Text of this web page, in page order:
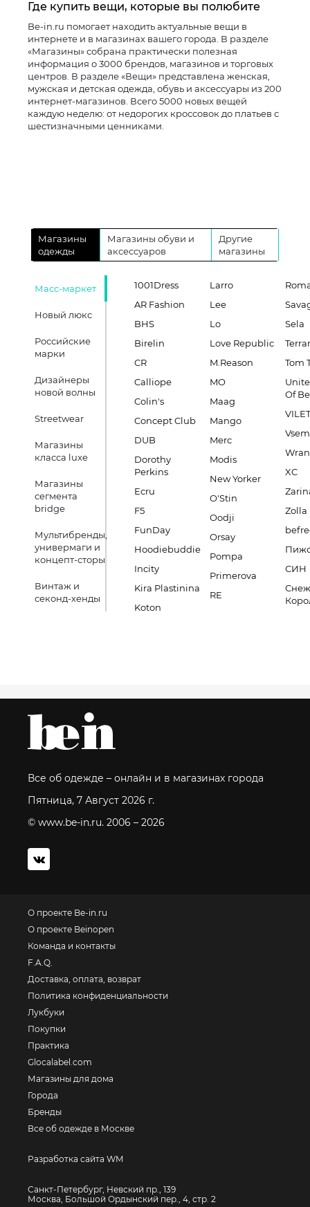
Где купить вещи, которые вы полюбите
Be-in.ru помогает находить актуальные вещи в
интернете и в магазинах вашего города. В разделе
«Магазины» собрана практически полезная
информация о 3000 брендов, магазинов и торговых
центров. В разделе «Вещи» представлена женская,
мужская и детская одежда, обувь и аксессуары из 200
интернет-магазинов. Всего 5000 новых вещей
каждую неделю: от недорогих кроссовок до платьев с
шестизначными ценниками.
Магазины
одежды
Магазины обуви и
аксессуаров
Другие
магазины
Масс-маркет
Новый люкс
Российские
марки
Дизайнеры
новой волны
Streetwear
Магазины
класса luxe
Магазины
сегмента
bridge
Мультибренды,
универмаги и
концепт-сторы
Винтаж и
секонд-хенды
1001Dress
AR Fashion
BHS
Birelin
CR
Calliope
Colin's
Concept Club
DUB
Dorothy
Perkins
Ecru
F5
FunDay
Hoodiebuddie
Incity
Kira Plastinina
Koton
Larro
Lee
Lo
Love Republic
M.Reason
MO
Maag
Mango
Merc
Modis
New Yorker
O'Stin
Oodji
Orsay
Pompa
Primerova
RE
Sela
Tom
Of
VILET
XC
Zolla
СИН
Все об одежде – онлайн и в магазинах города
Пятница, 7 Август 2026 г.
© www.be-in.ru. 2006 – 2026
О проекте Be-in.ru
О проекте Beinopen
Команда и контакты
F.A.Q.
Доставка, оплата, возврат
Политика конфиденциальности
Лукбуки
Покупки
Практика
Glocalabel.com
Магазины для дома
Города
Бренды
Все об одежде в Москве
Разработка сайта WM
Санкт-Петербург, Невский пр., 139
Москва, Большой Ордынский пер., 4, стр. 2